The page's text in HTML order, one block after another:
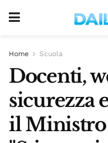
Home Scuola
Docenti,
sicurezza
il Ministro